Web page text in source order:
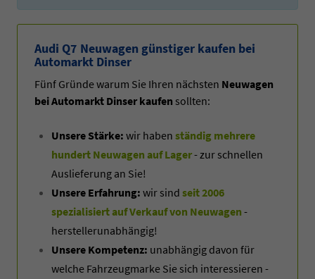
Audi Q7 Neuwagen günstiger kaufen bei
Automarkt Dinser
Fünf Gründe warum Sie Ihren nächsten Neuwagen
bei Automarkt Dinser kaufen sollten:
Unsere Stärke: wir haben ständig mehrere
hundert Neuwagen auf Lager- zur schnellen
Auslieferung an Sie!
Unsere Erfahrung: wir sind seit 2006
spezialisiert auf Verkauf von Neuwagen -
herstellerunabhängig!
Unsere Kompetenz: unabhängig davon für
welche Fahrzeugmarke Sie sich interessieren -